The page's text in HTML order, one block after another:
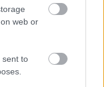
web or
sent to